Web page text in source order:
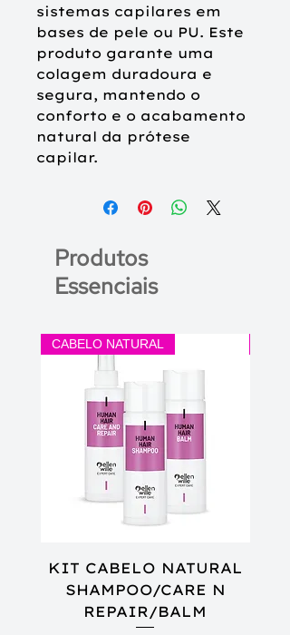
sistemas capilares em
bases de pele ou PU. Este
produto garante uma
colagem duradoura e
segura, mantendo o
conforto e o acabamento
natural da prótese
capilar.
Produtos
Essenciais
CABELO NATURAL
KIT CABELO NATURAL
SHAMPOO/CARE N
REPAIR/BALM